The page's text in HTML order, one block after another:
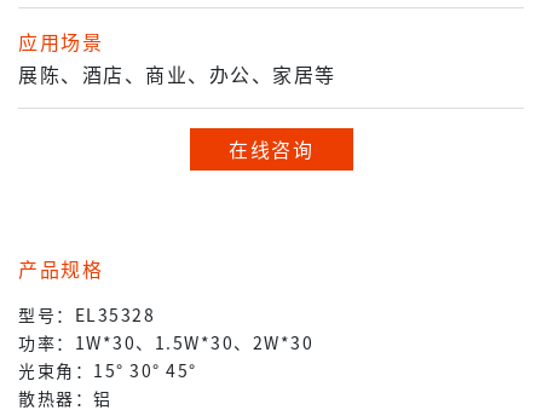
应用场景
展陈、酒店、商业、办公、家居等
在线咨询
产品规格
型号：EL35328
功率：1W*30、1.5W*30、2W*30
光束角：15° 30° 45°
散热器：铝